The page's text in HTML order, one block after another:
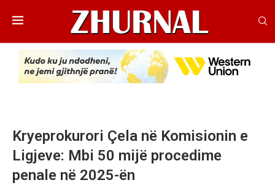
Kryeprokurori Çela në Komisionin e
Ligjeve: Mbi 50 mijë procedime
penale në 2025-ën